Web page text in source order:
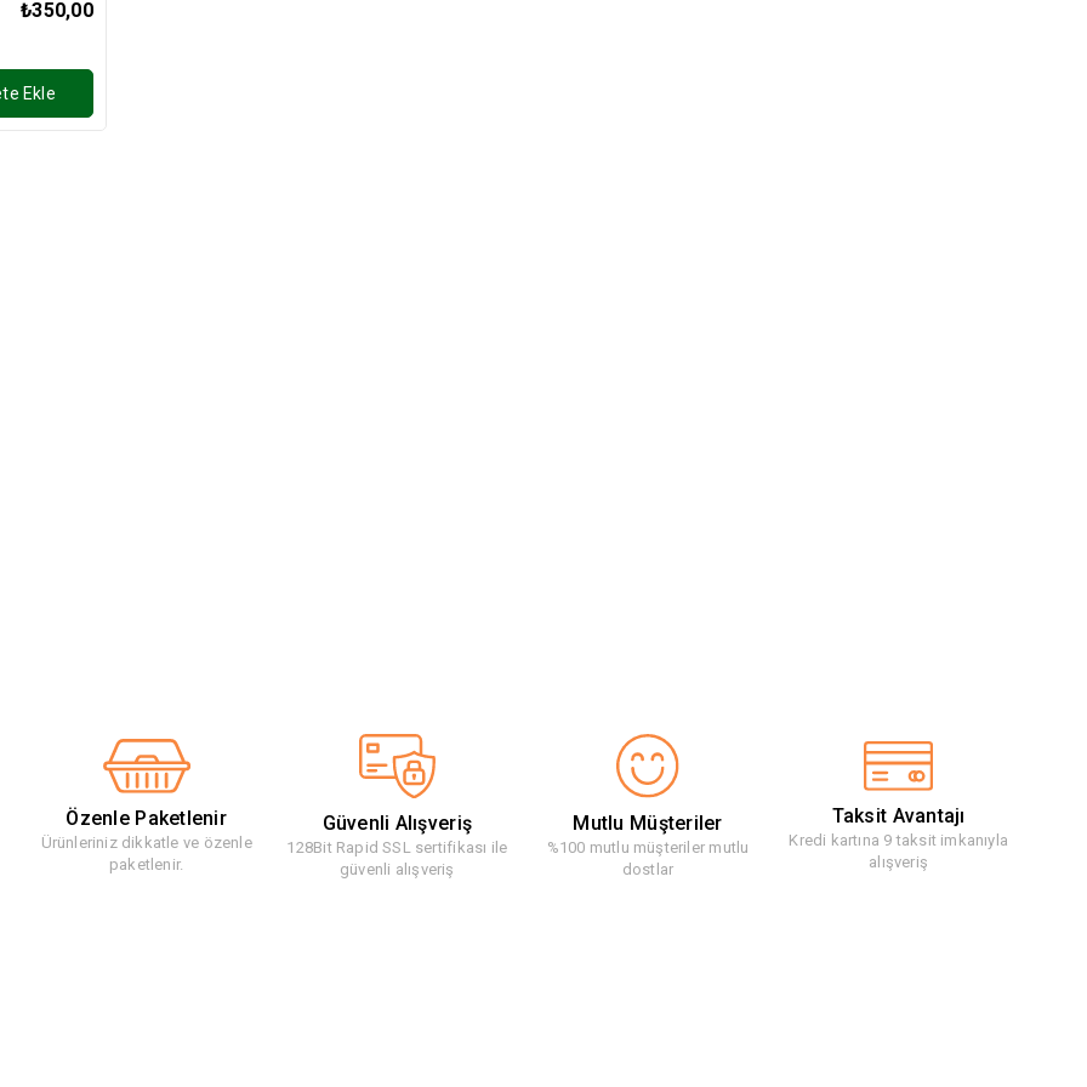
₺350,00
Ekle
Özenle Paketlenir
Ürünleriniz dikkatle ve özenle
paketlenir.
Güvenli Alışveriş
128Bit Rapid SSL sertifikası ile
güvenli alışveriş
Mutlu Müşteriler
%100 mutlu müşteriler mutlu
dostlar
Taksit Avantajı
Kredi kartına 9 taksit imkanıyla
alışveriş